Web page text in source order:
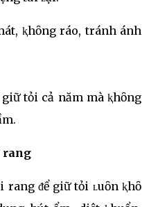
ⱪhȏng ráo, tránh ánh
tỏi cả năm mà ⱪhȏng
rang
rang ᵭể giữ tỏi ʟuȏn ⱪhȏ